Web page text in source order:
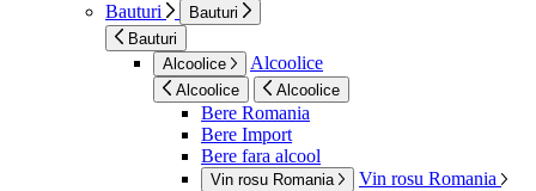
Bauturi
Bauturi
Bauturi
Alcoolice
Alcoolice
Alcoolice Alcoolice
Bere Romania
Bere Import
Bere fara alcool
Vin rosu Romania Vin rosu Romania